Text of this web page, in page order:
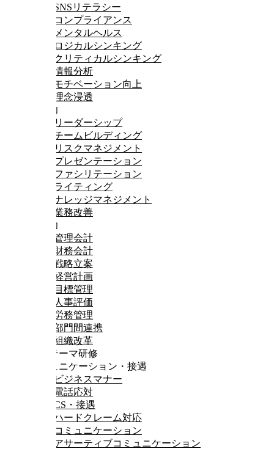
SNSリテラシー
コンプライアンス
メンタルヘルス
ロジカルシンキング
クリティカルシンキング
情報分析
モチベーション向上
理念浸透
行動力
リーダーシップ
チームビルディング
リスクマネジメント
プレゼンテーション
ファシリテーション
ライティング
ナレッジマネジメント
業務改善
達成力
管理会計
財務会計
戦略立案
経営計画
目標管理
人事評価
労務管理
部門間連携
組織改革
一般テーマ研修
コミュニケーション・接遇
ビジネスマナー
電話応対
CS・接遇
ハードクレーム対応
コミュニケーション
アサーティブコミュニケーション